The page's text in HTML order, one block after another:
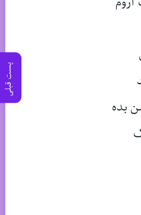
پست قبلی
بده